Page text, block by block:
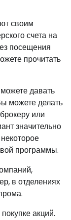
своим
счета на
посещения
прочитать
давать
можете делать
или
значительно
программы.
в отделениях
акций.